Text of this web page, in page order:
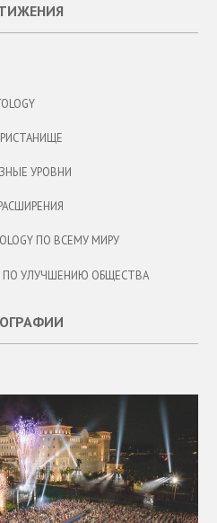
УРОВНИ
ПО ВСЕМУ МИРУ
ПО УЛУЧШЕНИЮ ОБЩЕСТВА